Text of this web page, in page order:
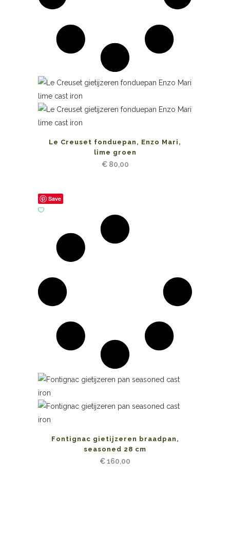
Le Creuset fonduepan, Enzo Mari,
lime groen
€80,00
Save
Fontignac gietijzeren braadpan,
seasoned 28 cm
€160,00